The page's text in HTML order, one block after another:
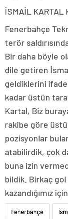
İSMAİL KARTAL
Fenerbahçe
terör
Bir daha böyle
dile getiren
geldiklerini
kadar üstün
Kartal, Biz
rakibe göre
pozisyonlar
atabilirdik, çok
buna izin
bildik. Birkaç gol
kazandığımız
Fenerbahçe